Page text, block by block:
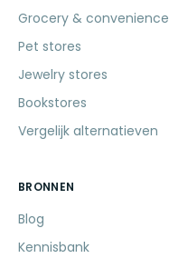
Grocery & convenience
Pet stores
Jewelry stores
Bookstores
Vergelijk alternatieven
BRONNEN
Blog
Kennisbank